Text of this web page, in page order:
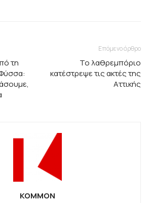
τη
Επόμενο άρθρο
Το λαθρεμπόριο
κατέστρεψε τις ακτές της
Αττικής
KOMMON